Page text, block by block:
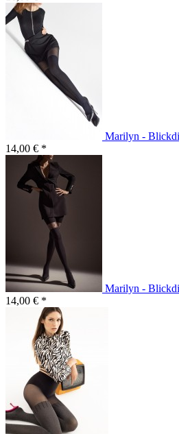
Marilyn -
14,00 € *
Marilyn -
14,00 € *